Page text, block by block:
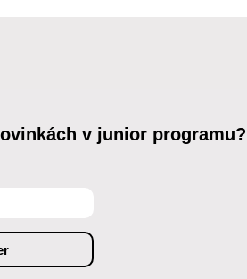
v junior programu?